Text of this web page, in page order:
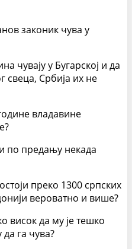
законик чува у
чувају у Бугарској и да
свеца, Србија их не
владавине
по предању некада
преко 1300 српских
вероватно и више?
висок да му је тешко
га чува?